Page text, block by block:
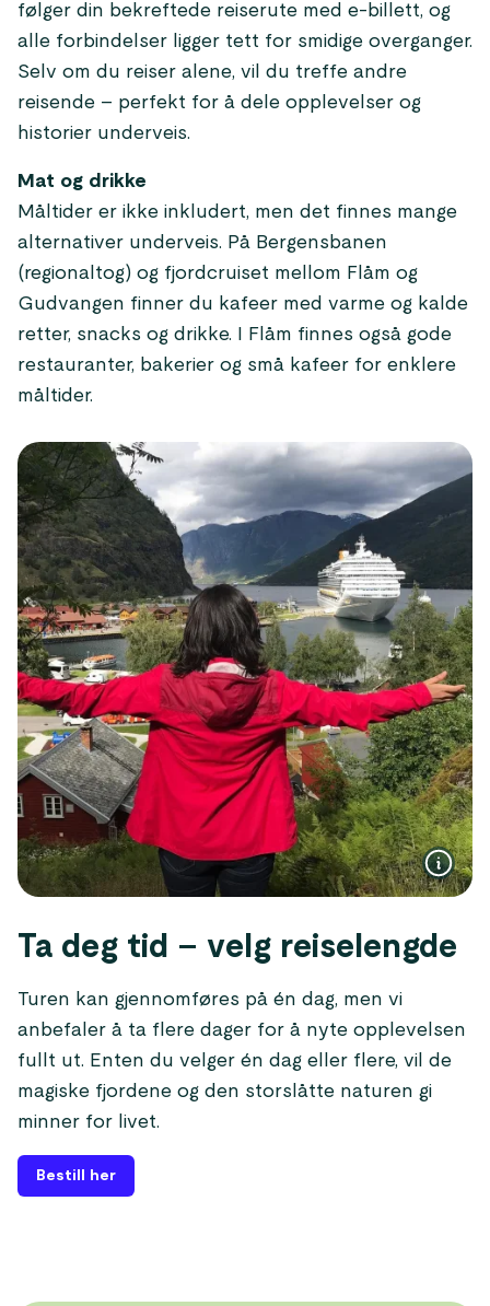
følger din bekreftede reiserute med e-billett, og
alle forbindelser ligger tett for smidige overganger.
Selv om du reiser alene, vil du treffe andre
reisende – perfekt for å dele opplevelser og
historier underveis.
Mat og drikke
Måltider er ikke inkludert, men det finnes mange
alternativer underveis. På Bergensbanen
(regionaltog) og fjordcruiset mellom Flåm og
Gudvangen finner du kafeer med varme og kalde
retter, snacks og drikke. I Flåm finnes også gode
restauranter, bakerier og små kafeer for enklere
måltider.
Ta deg tid – velg reiselengde
Turen kan gjennomføres på én dag, men vi
anbefaler å ta flere dager for å nyte opplevelsen
fullt ut. Enten du velger én dag eller flere, vil de
magiske fjordene og den storslåtte naturen gi
minner for livet.
Bestill her